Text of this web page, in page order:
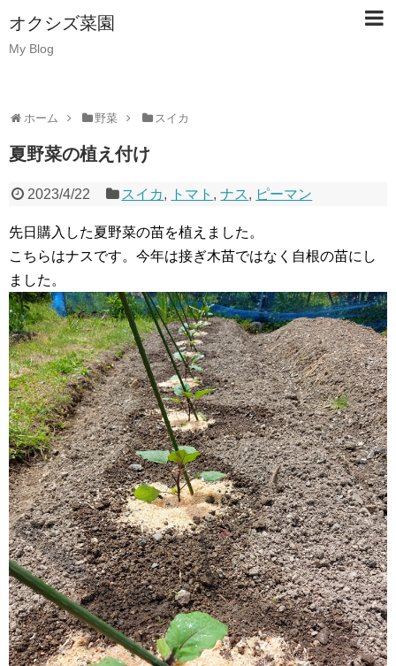
オクシズ菜園
My Blog
ホーム 野菜 スイカ
夏野菜の植え付け
2023/4/22 スイカ, トマト ,ナス, ピーマン
先日購入した夏野菜の苗を植えました。
こちらはナスです。今年は接ぎ木苗ではなく自根の苗にし
ました。